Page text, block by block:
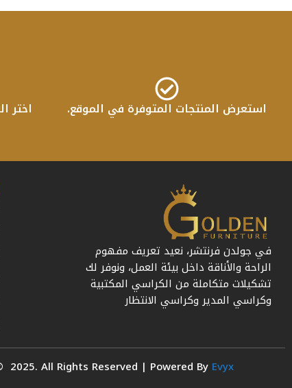
استعرض المنتجات المتوفرة في الموقع. اختر
في جولدن فرنتشر، نعيد تعريف مفهوم
الراحة والأناقة داخل بيئة العمل، ونوفر لك
تشكيلات متكاملة من الكراسي المكتبية
وكراسي المدير وكراسي الانتظار
2025. All Rights Reserved | Powered By Evyx